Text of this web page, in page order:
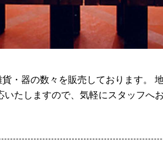
・器の数々を販売しております。
たしますので、気軽にスタッフへ